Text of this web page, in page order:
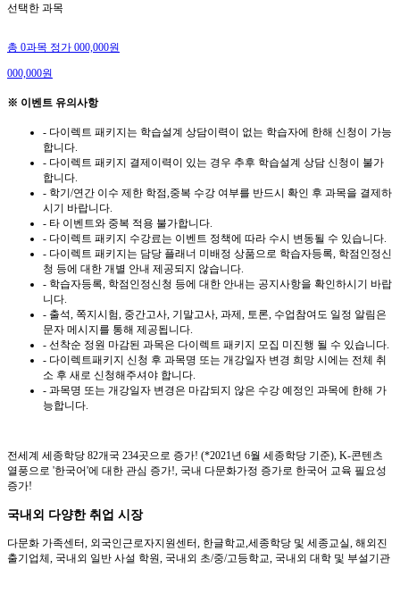
선택한 과목
총 0과목 정가 000,000원
000,000원
※ 이벤트 유의사항
- 다이렉트 패키지는 학습설계 상담이력이 없는 학습자에 한해 신청이 가능
합니다.
- 다이렉트 패키지 결제이력이 있는 경우 추후 학습설계 상담 신청이 불가
합니다.
- 학기/연간 이수 제한 학점,중복 수강 여부를 반드시 확인 후 과목을 결제하
시기 바랍니다.
- 타 이벤트와 중복 적용 불가합니다.
- 다이렉트 패키지 수강료는 이벤트 정책에 따라 수시 변동될 수 있습니다.
- 다이렉트 패키지는 담당 플래너 미배정 상품으로 학습자등록, 학점인정신
청 등에 대한 개별 안내 제공되지 않습니다.
- 학습자등록, 학점인정신청 등에 대한 안내는 공지사항을 확인하시기 바랍
니다.
- 출석, 쪽지시험, 중간고사, 기말고사, 과제, 토론, 수업참여도 일정 알림은
문자 메시지를 통해 제공됩니다.
- 선착순 정원 마감된 과목은 다이렉트 패키지 모집 미진행 될 수 있습니다.
- 다이렉트패키지 신청 후 과목명 또는 개강일자 변경 희망 시에는 전체 취
소 후 새로 신청해주셔야 합니다.
- 과목명 또는 개강일자 변경은 마감되지 않은 수강 예정인 과목에 한해 가
능합니다.
전세계 세종학당 82개국 234곳으로 증가! (*2021년 6월 세종학당 기준), K-콘텐츠
열풍으로 '한국어'에 대한 관심 증가!, 국내 다문화가정 증가로 한국어 교육 필요성
증가!
국내외 다양한 취업 시장
다문화 가족센터, 외국인근로자지원센터, 한글학교,세종학당 및 세종교실, 해외진
출기업체, 국내외 일반 사설 학원, 국내외 초/중/고등학교, 국내외 대학 및 부설기관